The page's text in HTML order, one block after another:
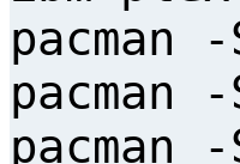
pacman
pacman
pacman